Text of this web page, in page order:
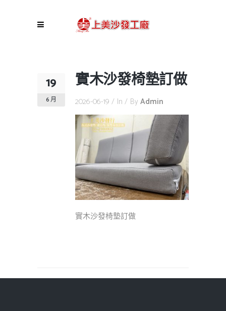
19
6 月
實木沙發椅墊訂做
2026-06-19 In By Admin
實木沙發椅墊訂做